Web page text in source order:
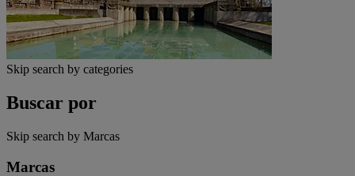
Skip search by categories
Buscar por
Skip search by Marcas
Marcas